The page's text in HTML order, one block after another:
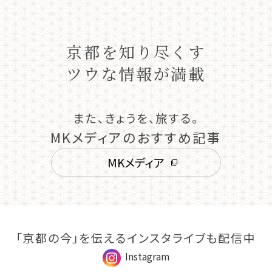
京都を知り尽くす
ツウな情報が満載
また、きょうを、旅する。
MKメディアのおすすめ記事
MKメディア
「京都の今」を伝えるインスタライブも配信中
Instagram